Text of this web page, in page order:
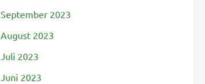
September 2023
August 2023
Juli 2023
Juni 2023